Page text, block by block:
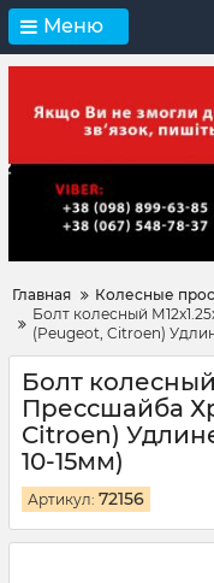
Меню
Главная Колесные
Болт колесный
(Peugeot, Citroen)
Болт
Прессшайба
Citroen)
10-15мм)
Артикул: 72156